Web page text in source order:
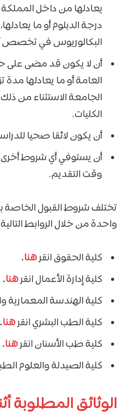
يعادلها من داخل
درجة الدبلوم أو ما
البكالوريوس في تخصص
أن لا يكون قد مضى على
الجامعة الاستثناء من
الكليات.
أن يكون لائقا صحيا
أن يستوفي أي شروط
وقت التقديم.
تختلف شروط القبول الخاصة
واحدة من خلال الروابط
كلية الحقوق انقرهنا.
كلية إدارة الأعمال انقرهنا.
كلية الهندسة المعمارية
كلية الطب البشري انقرهنا.
كلية طب الأسنان انقرهنا.
كلية الصيدلة والعلوم
الوثائق المطلوبة